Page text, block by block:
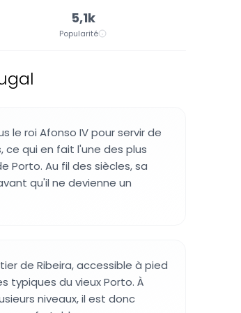
5,1k
Popularité
le roi Afonso IV pour servir de
qui en fait l'une des plus
Porto. Au fil des siècles, sa
qu'il ne devienne un
de Ribeira, accessible à pied
typiques du vieux Porto. À
niveaux, il est donc